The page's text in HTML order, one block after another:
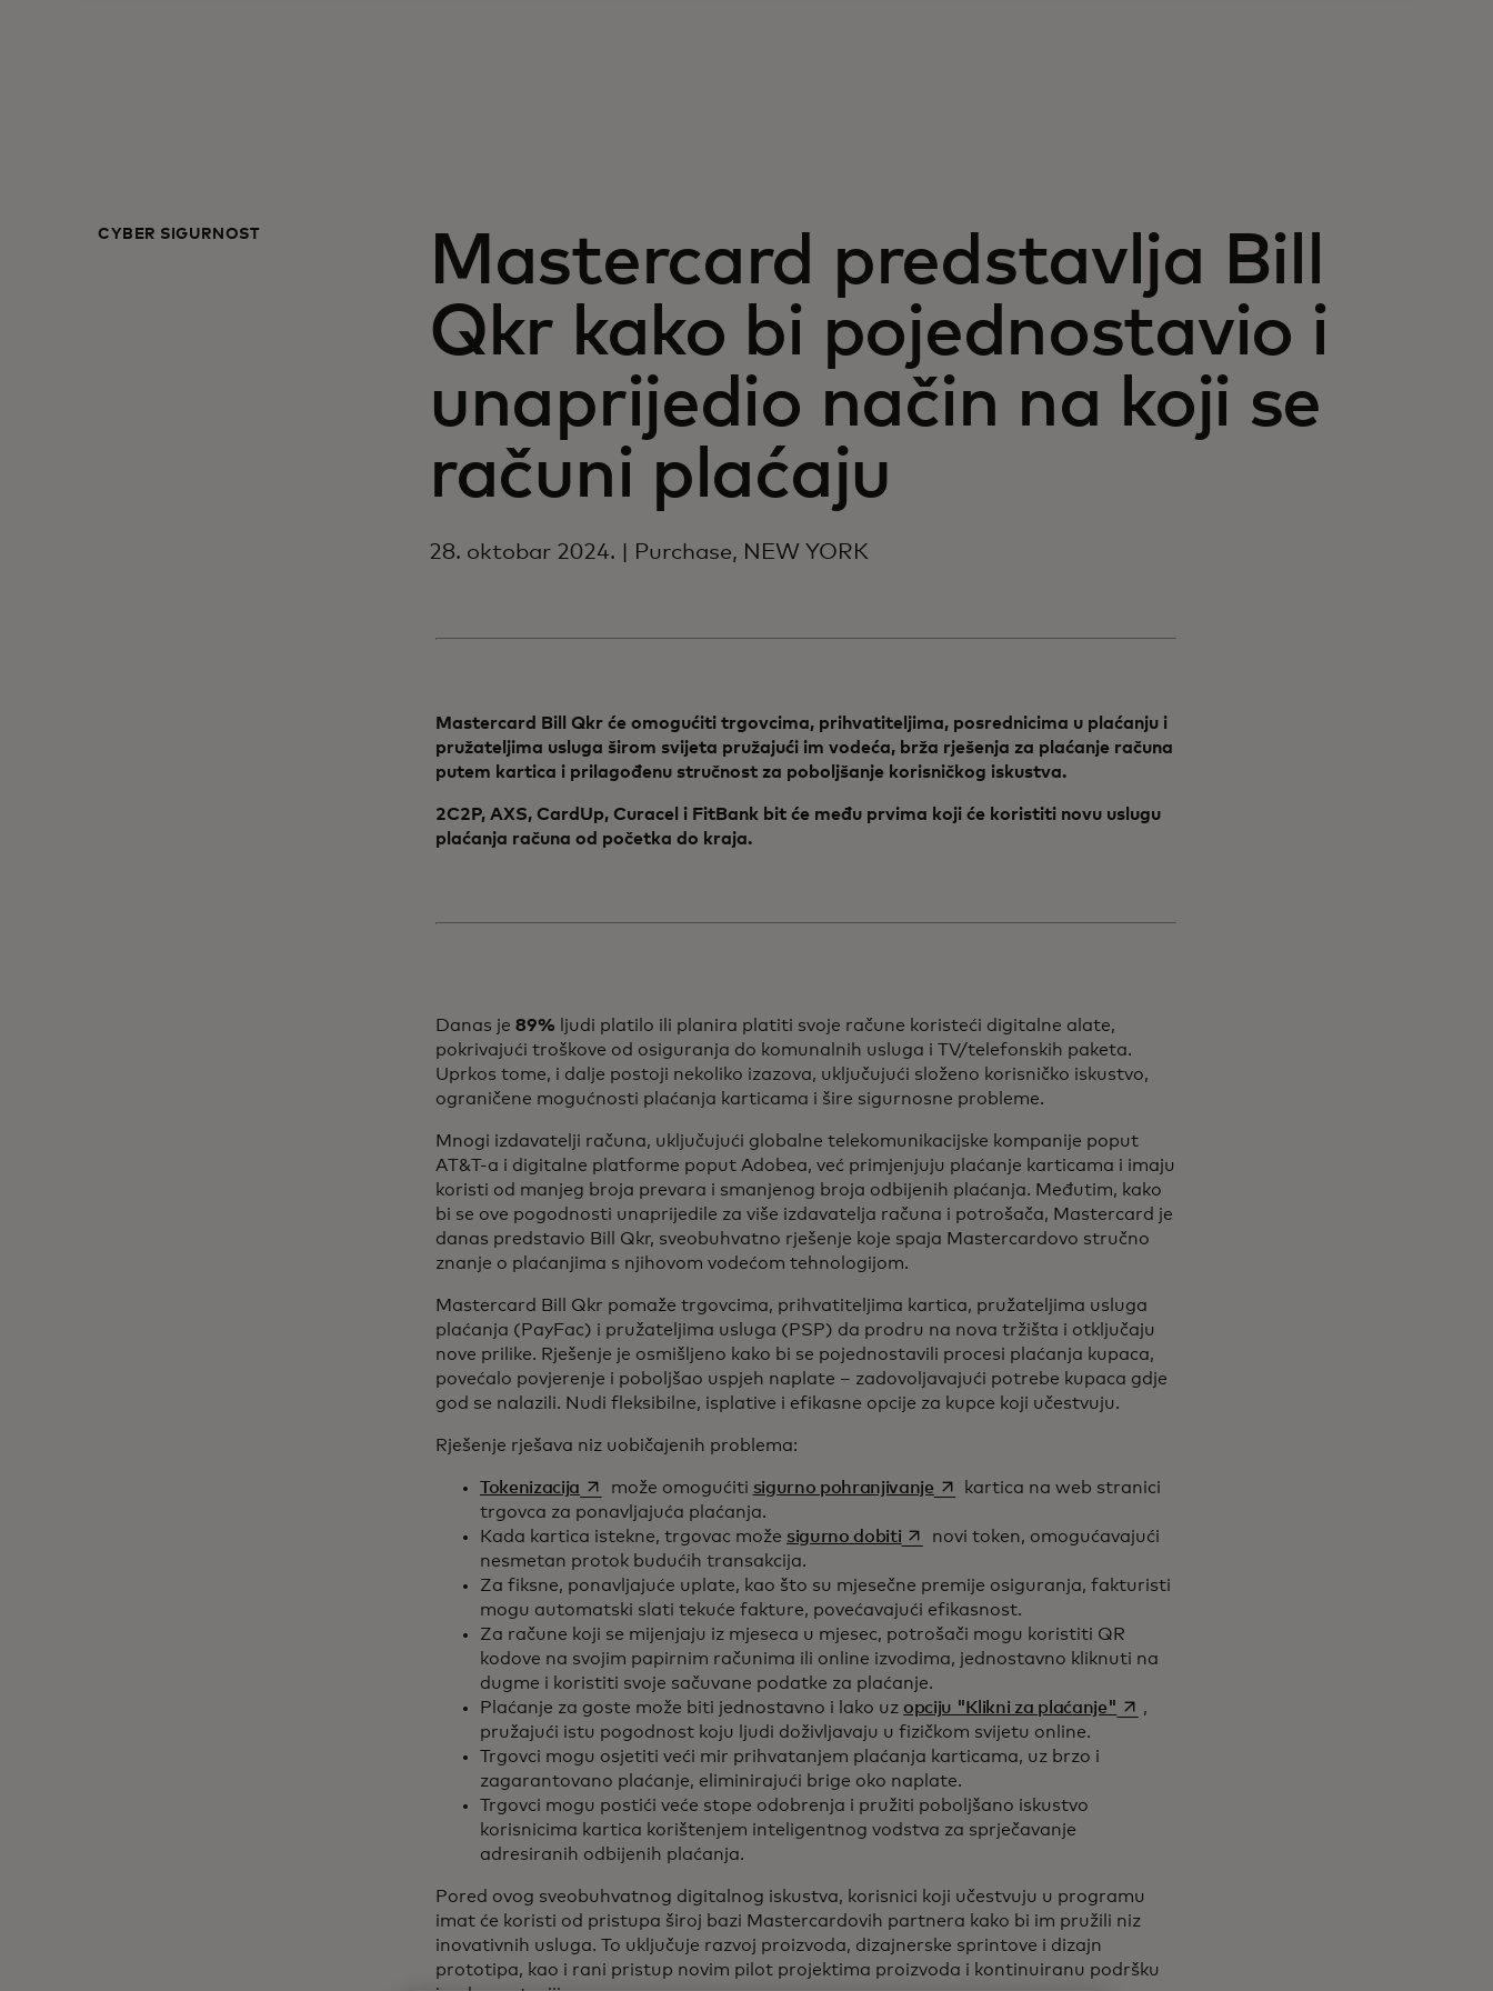
CYBER SIGURNOST
Mastercard predstavlja Bill
Qkr kako bi pojednostavio i
unaprijedio način na koji se
računi plaćaju
28. oktobar 2024. | Purchase, NEW YORK
Mastercard Bill Qkr će omogućiti trgovcima, prihvatiteljima, posrednicima u plaćanju i
pružateljima usluga širom svijeta pružajući im vodeća, brža rješenja za plaćanje računa
putem kartica i prilagođenu stručnost za poboljšanje korisničkog iskustva.
2C2P, AXS, CardUp, Curacel i FitBank bit će među prvima koji će koristiti novu uslugu
plaćanja računa od početka do kraja.
Danas je 89% ljudi platilo ili planira platiti svoje račune koristeći digitalne alate,
pokrivajući troškove od osiguranja do komunalnih usluga i TV/telefonskih paketa.
Uprkos tome, i dalje postoji nekoliko izazova, uključujući složeno korisničko iskustvo,
ograničene mogućnosti plaćanja karticama i šire sigurnosne probleme.
Mnogi izdavatelji računa, uključujući globalne telekomunikacijske kompanije poput
AT&T-a i digitalne platforme poput Adobea, već primjenjuju plaćanje karticama i imaju
koristi od manjeg broja prevara i smanjenog broja odbijenih plaćanja. Međutim, kako
bi se ove pogodnosti unaprijedile za više izdavatelja računa i potrošača, Mastercard je
danas predstavio Bill Qkr, sveobuhvatno rješenje koje spaja Mastercardovo stručno
znanje o plaćanjima s njihovom vodećom tehnologijom.
Mastercard Bill Qkr pomaže trgovcima, prihvatiteljima kartica, pružateljima usluga
plaćanja (PayFac) i pružateljima usluga (PSP) da prodru na nova tržišta i otključaju
nove prilike. Rješenje je osmišljeno kako bi se pojednostavili procesi plaćanja kupaca,
povećalo povjerenje i poboljšao uspjeh naplate – zadovoljavajući potrebe kupaca gdje
god se nalazili. Nudi fleksibilne, isplative i efikasne opcije za kupce koji učestvuju.
Rješenje rješava niz uobičajenih problema:
Tokenizacija opens in a new tab
može omogućiti sigurno pohranjivanjeopens in a new tab
kartica na web stranici
trgovca za ponavljajuća plaćanja.
Kada kartica istekne, trgovac može sigurno dobitiopens in a new tab
novi token, omogućavajući
nesmetan protok budućih transakcija.
Za fiksne, ponavljajuće uplate, kao što su mjesečne premije osiguranja, fakturisti
mogu automatski slati tekuće fakture, povećavajući efikasnost.
Za račune koji se mijenjaju iz mjeseca u mjesec, potrošači mogu koristiti QR
kodove na svojim papirnim računima ili online izvodima, jednostavno kliknuti na
dugme i koristiti svoje sačuvane podatke za plaćanje.
Plaćanje za goste može biti jednostavno i lako uz opciju "Klikni za plaćanje" opens in a new tab
,
pružajući istu pogodnost koju ljudi doživljavaju u fizičkom svijetu online.
Trgovci mogu osjetiti veći mir prihvatanjem plaćanja karticama, uz brzo i
zagarantovano plaćanje, eliminirajući brige oko naplate.
Trgovci mogu postići veće stope odobrenja i pružiti poboljšano iskustvo
korisnicima kartica korištenjem inteligentnog vodstva za sprječavanje
adresiranih odbijenih plaćanja.
Pored ovog sveobuhvatnog digitalnog iskustva, korisnici koji učestvuju u programu
imat će koristi od pristupa široj bazi Mastercardovih partnera kako bi im pružili niz
inovativnih usluga. To uključuje razvoj proizvoda, dizajnerske sprintove i dizajn
prototipa, kao i rani pristup novim pilot projektima proizvoda i kontinuiranu podršku